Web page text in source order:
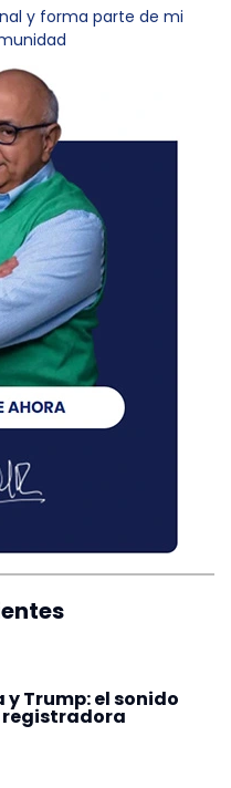
y forma parte de mi
y Trump: el sonido
registradora